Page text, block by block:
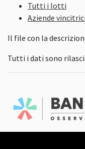
Tutti i lotti
Aziende
Il file con la
Tutti i dati sono